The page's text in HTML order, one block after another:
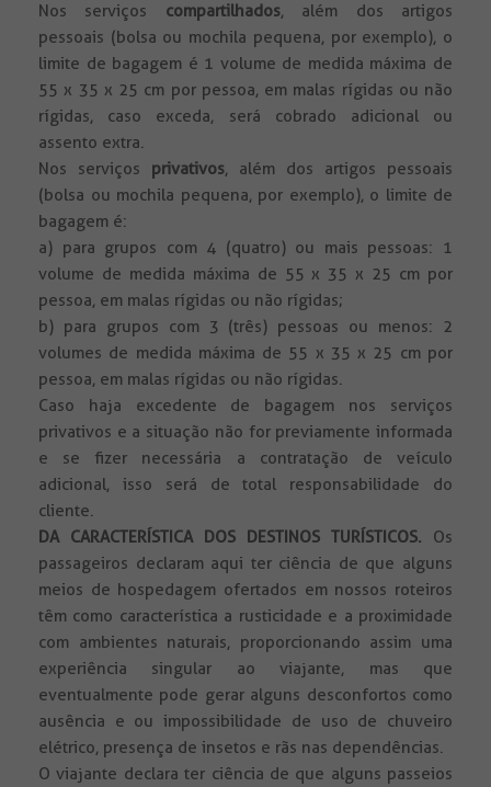
Nos serviços compartilhados, além dos artigos
pessoais (bolsa ou mochila pequena, por exemplo), o
limite de bagagem é 1 volume de medida máxima de
55 x 35 x 25 cm por pessoa, em malas rígidas ou não
rígidas, caso exceda, será cobrado adicional ou
assento extra.
Nos serviços privativos, além dos artigos pessoais
(bolsa ou mochila pequena, por exemplo), o limite de
bagagem é:
a) para grupos com 4 (quatro) ou mais pessoas: 1
volume de medida máxima de 55 x 35 x 25 cm por
pessoa, em malas rígidas ou não rígidas;
b) para grupos com 3 (três) pessoas ou menos: 2
volumes de medida máxima de 55 x 35 x 25 cm por
pessoa, em malas rígidas ou não rígidas.
Caso haja excedente de bagagem nos serviços
privativos e a situação não for previamente informada
e se fizer necessária a contratação de veículo
adicional, isso será de total responsabilidade do
cliente.
DA CARACTERÍSTICA DOS DESTINOS TURÍSTICOS. Os
passageiros declaram aqui ter ciência de que alguns
meios de hospedagem ofertados em nossos roteiros
têm como característica a rusticidade e a proximidade
com ambientes naturais, proporcionando assim uma
experiência singular ao viajante, mas que
eventualmente pode gerar alguns desconfortos como
ausência e ou impossibilidade de uso de chuveiro
elétrico, presença de insetos e rãs nas dependências.
O viajante declara ter ciência de que alguns passeios